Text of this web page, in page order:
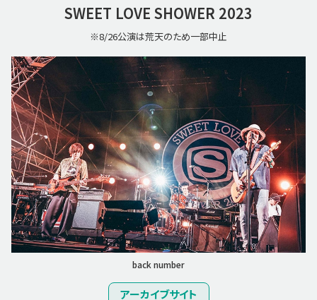
SWEET LOVE SHOWER 2023
※8/26公演は荒天のため一部中止
back number
アーカイブサイト